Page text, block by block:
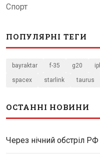
Спорт
ПОПУЛЯРНІ ТЕГИ
bayraktar f-35 g20
spacex starlink taurus
ОСТАННІ НОВИНИ
Через нічний обстріл